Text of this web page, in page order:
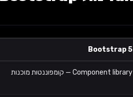
Bootstrap 5
Component library — קומפוננטות מוכנות